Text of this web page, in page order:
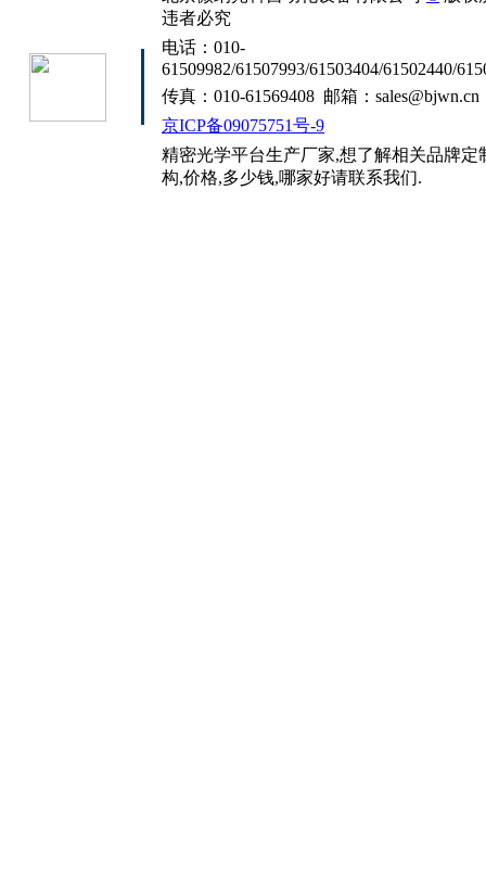
违者必究
电话：010-
61509982/61507993/61503404/61502440/
传真：010-61569408 邮箱：sales@bjwn.cn
京ICP备09075751号-9
精密光学平台生产厂家,想了解相关品牌定
构,价格,多少钱,哪家好请联系我们.